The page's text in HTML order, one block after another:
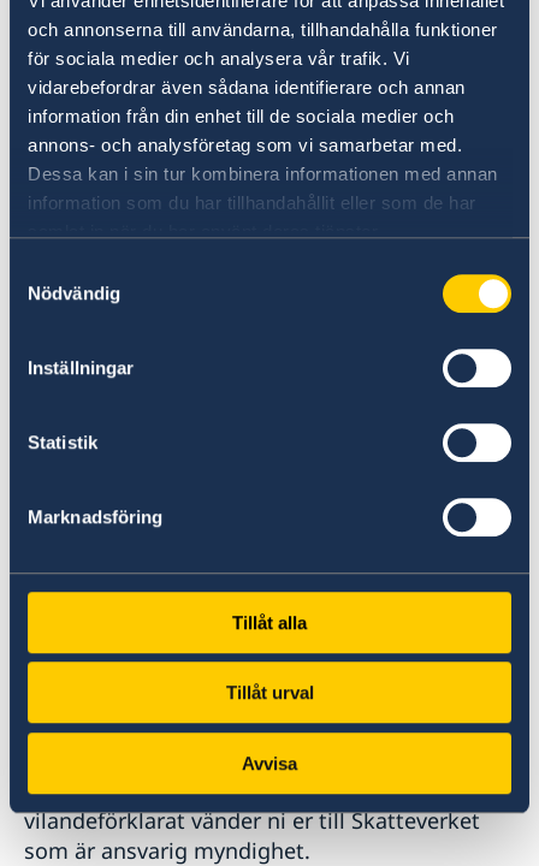
och annonserna till användarna, tillhandahålla funktioner
för sociala medier och analysera vår trafik. Vi
vidarebefordrar även sådana identifierare och annan
information från din enhet till de sociala medier och
annons- och analysföretag som vi samarbetar med.
Dessa kan i sin tur kombinera informationen med annan
information som du har tillhandahållit eller som de har
Nödvändig
Inställningar
Statistik
Marknadsföring
Tillåt alla
Tillåt urval
Avvisa
Har du redan fått
samordningsnummer sedan tidigare
gäller nya regler från 18 juni 2021
Ett samordningsnummer har efter den 18 juni
2021 olika status:
Aktivt
Ett samordningsnummer blir vilande förklarat
inte någon anmälan eller ansökan om förnyelse
Om du har ett giltigt pass så gäller det till sista
giltighetsdag även om ett
samordningsnummer blir vilandeförklarat. När
du ansöker om nytt pass kommer ansvarig
passmyndighet att begära förnyelse av
samordningsnumret.
För information om vilken status ditt
samordningsnummer har och när det blir
vilandeförklarat vänder ni er till Skatteverket
som är ansvarig myndighet.